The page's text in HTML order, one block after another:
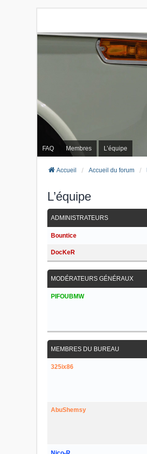
FAQ Membres L’équipe
Accueil Accueil du forum
L’équipe
ADMINISTRATEURS
Bountice
DocKeR
MODÉRATEURS GÉNÉRAUX
PIFOUBMW
MEMBRES DU BUREAU
325ix86
AbuShemsy